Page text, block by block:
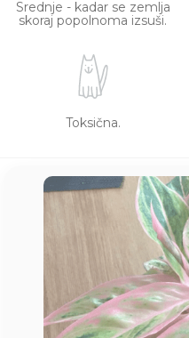
Srednje - kadar se zemlja
skoraj popolnoma izsuši.
Toksična.